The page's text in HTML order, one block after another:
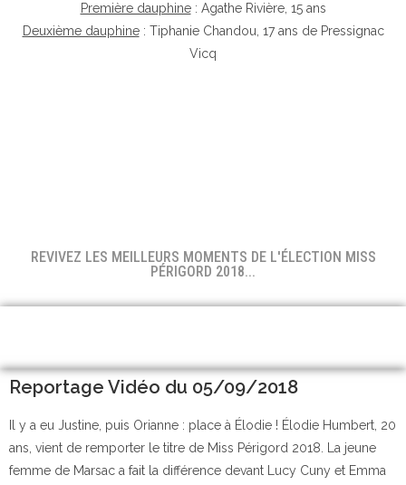
Première dauphine: Agathe Rivière, 15 ans
Deuxième dauphine: Tiphanie Chandou, 17 ans de Pressignac
Vicq
REVIVEZ LES MEILLEURS MOMENTS DE L'ÉLECTION MISS
PÉRIGORD 2018...
Reportage Vidéo du 05/09/2018
Il y a eu Justine, puis Orianne : place à Élodie ! Élodie Humbert, 20
ans, vient de remporter le titre de Miss Périgord 2018. La jeune
femme de Marsac a fait la différence devant Lucy Cuny et Emma